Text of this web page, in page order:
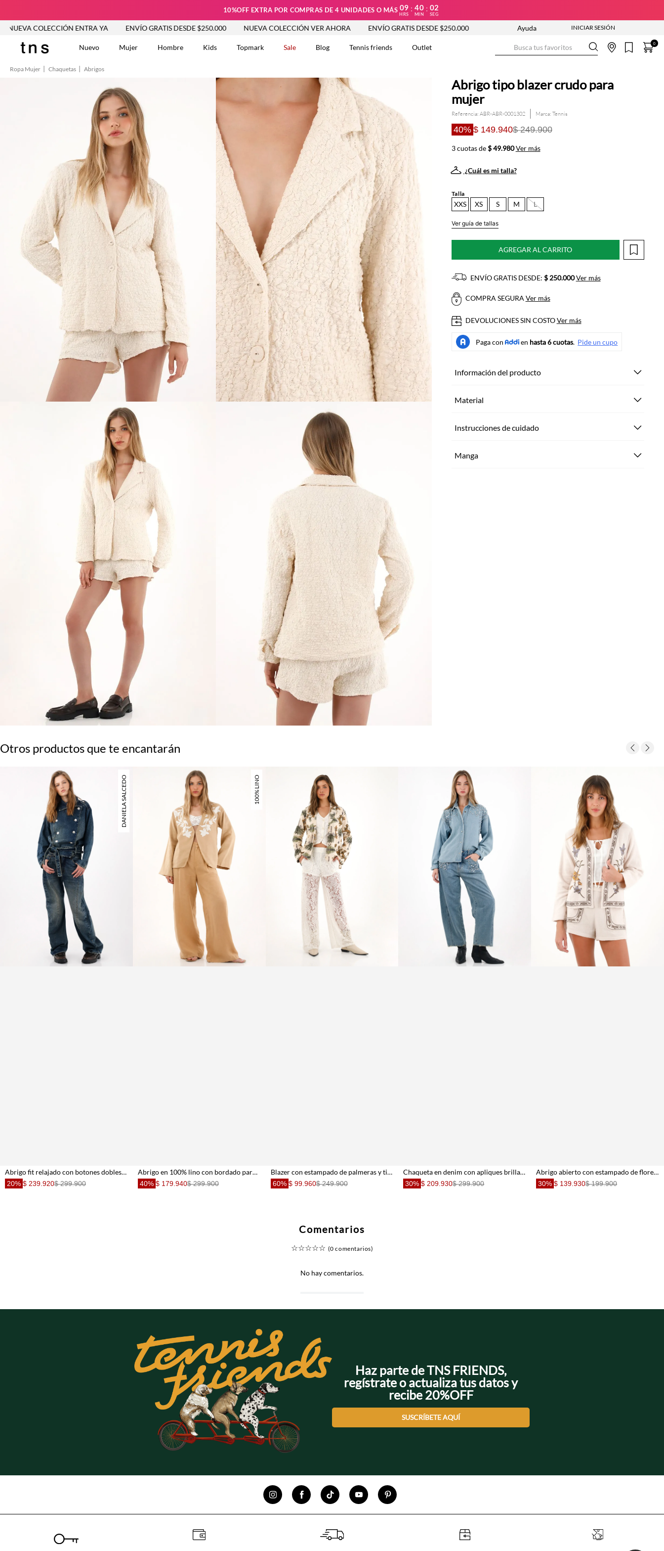
10%OFF EXTRA POR COMPRAS DE 4 UNIDADES O MÁS 09
HRS
: 40
MIN
: 00
SEG
ENTRA YA ENVÍO GRATIS DESDE $250.000 NUEVA COLECCIÓN VER AHORA ENVÍO GRATIS DESDE $250.000 NUEVA COLECCIÓN ENTRA YA ENVÍO GRATIS DESDE
Ayuda
Nuevo Mujer Hombre Kids Topmark Sale Blog Tennis friends Outlet 0
Ropa Mujer Chaquetas Abrigos
Abrigo tipo blazer crudo para
mujer
Referencia: ABR-ABR-0001302 Tennis
40% $ 149.940$ 249.900
3 cuotas de$ 49.980 Ver más
¿Cuál es mi talla?
Talla
XXS XS S M L
Ver guía de tallas
AGREGAR AL CARRITO
ENVÍO GRATIS DESDE: $ 250.000 Ver más
COMPRA SEGURA Ver más
DEVOLUCIONES SIN COSTOVer más
Información del producto
Material
Instrucciones de cuidado
Manga
Otros productos que te encantarán
DANIELA SALCEDO
Abrigo fit relajado con botones dobles azul para mujer
20% $ 239.920$ 299.900
100% LINO
Abrigo en 100% lino con bordado para mujer
40% $ 179.940$ 299.900
Blazer con estampado de palmeras y tigres para mujer
60% $ 99.960$ 249.900
Chaqueta en denim con apliques brillantes para mujer
30% $ 209.930$ 299.900
Abrigo abierto con estampado de flores para mujer
30% $ 139.930$ 199.900
Comentarios
☆☆☆☆☆ (0 comentarios)
No hay comentarios.
Haz parte de TNS FRIENDS,
regístrate o actualiza tus datos y
recibe 20%OFF
SUSCRÍBETE AQUÍ
3
4
5.
6.
7.
8 . Vestido
9.
Camisetas Mujer